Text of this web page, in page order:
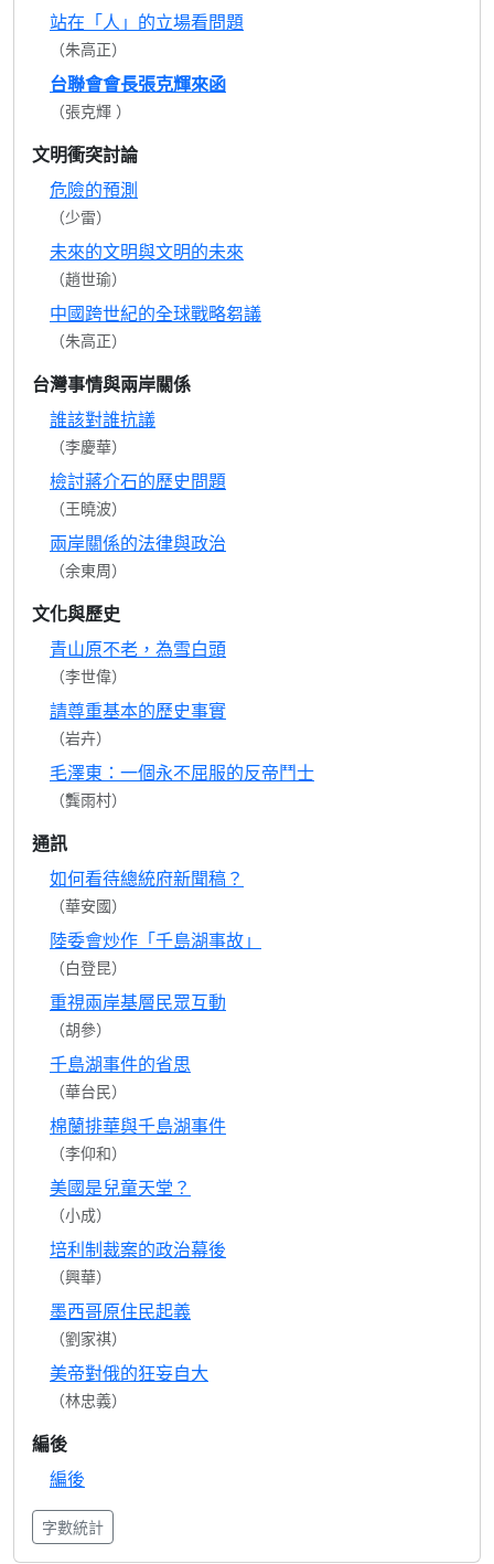
站在「人」的立場看問題
（朱高正）
台聯會會長張克輝來函
（張克輝 ）
文明衝突討論
危險的預測
（少雷）
未來的文明與文明的未來
（趙世瑜）
中國跨世紀的全球戰略芻議
（朱高正）
台灣事情與兩岸關係
誰該對誰抗議
（李慶華）
檢討蔣介石的歷史問題
（王曉波）
兩岸關係的法律與政治
（余東周）
文化與歷史
青山原不老，為雪白頭
（李世偉）
請尊重基本的歷史事實
（岩卉）
毛澤東：一個永不屈服的反帝鬥士
（龔雨村）
通訊
如何看待總統府新聞稿？
（華安國）
陸委會炒作「千島湖事故」
（白登昆）
重視兩岸基層民眾互動
（胡參）
千島湖事件的省思
（華台民）
棉蘭排華與千島湖事件
（李仰和）
美國是兒童天堂？
（小成）
培利制裁案的政治幕後
（興華）
墨西哥原住民起義
（劉家祺）
美帝對俄的狂妄自大
（林忠義）
編後
編後
字數統計